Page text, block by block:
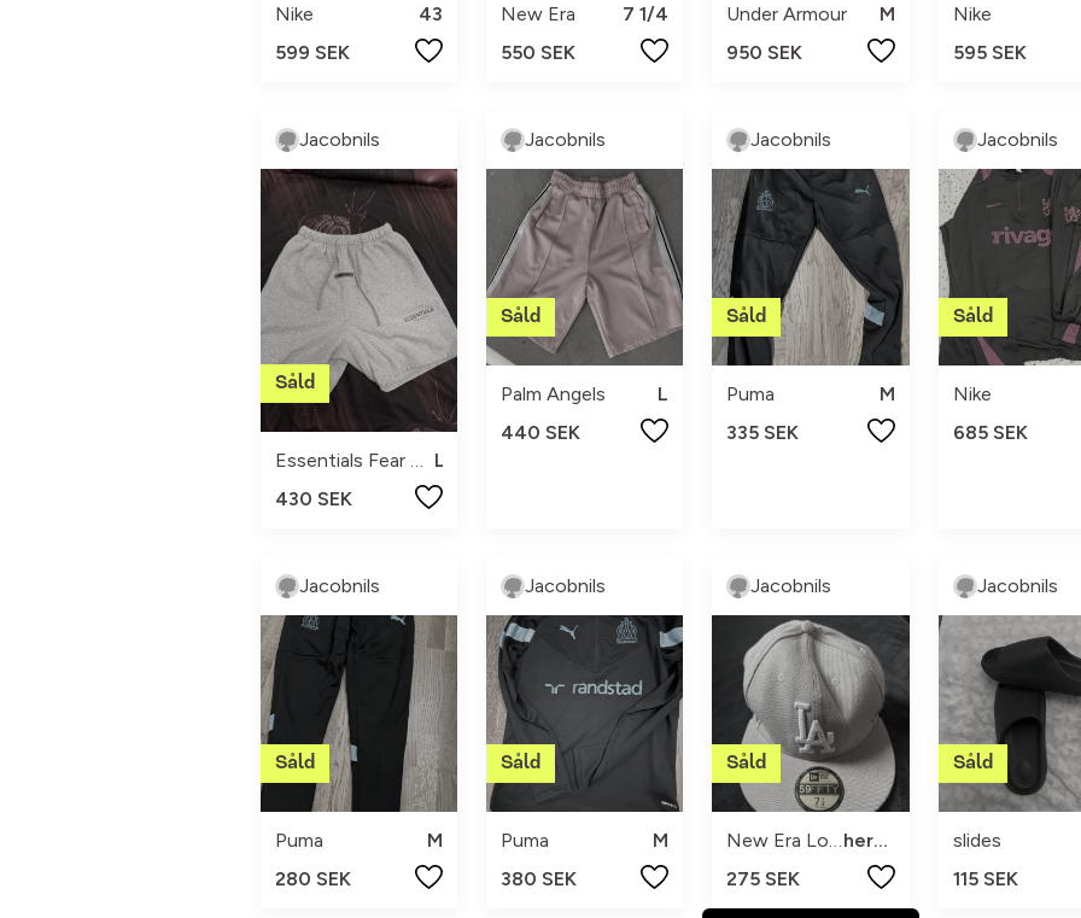
Nike
43
599 SEK
New Era
7 1/4
550 SEK
Under Armour
M
950 SEK
Nike
595 SEK
Jacobnils
430 SEK
Jacobnils
Palm Angels
L
440 SEK
Jacobnils
Puma
M
335 SEK
Jacobnils
Nike
685 SEK
Jacobnils
Puma
M
280 SEK
Jacobnils
Puma
M
380 SEK
Jacobnils
New Era Los Angeles
herr 57,7
275 SEK
Jacobnils
slides
115 SEK